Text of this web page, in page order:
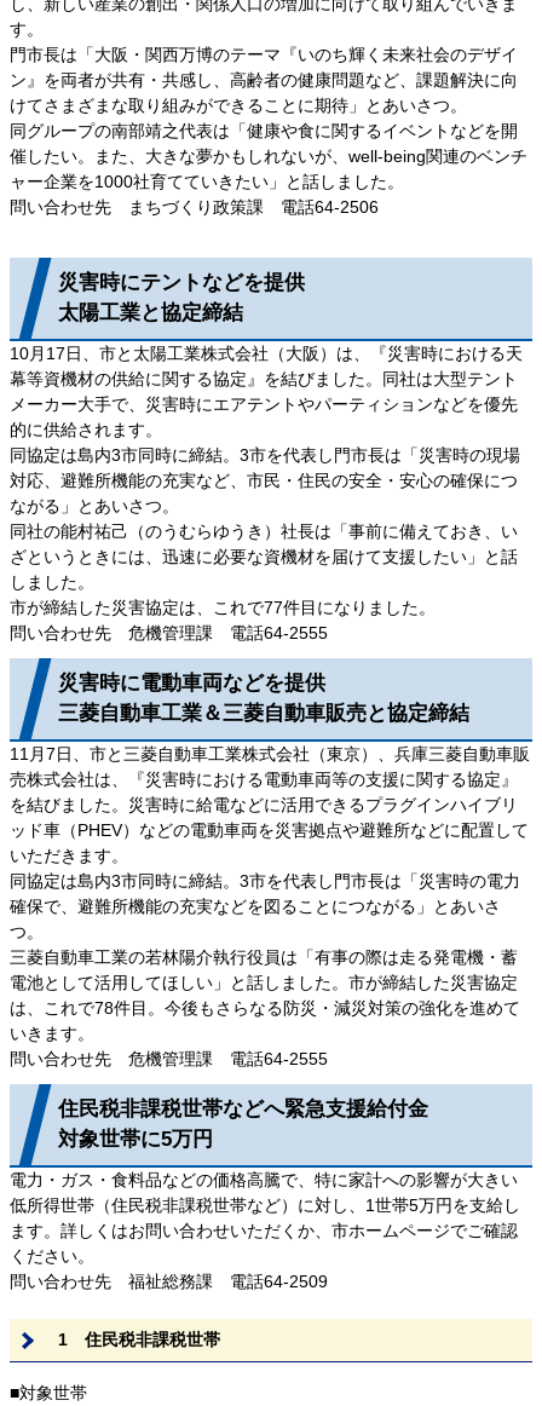
す。
門市長は「大阪・関西万博のテーマ『いのち輝く未来社会のデザイ
ン』を両者が共有・共感し、高齢者の健康問題など、課題解決に向
けてさまざまな取り組みができることに期待」とあいさつ。
同グループの南部靖之代表は「健康や食に関するイベントなどを開
催したい。また、大きな夢かもしれないが、well-being関連のベンチ
ャー企業を1000社育てていきたい」と話しました。
問い合わせ先 まちづくり政策課 電話64-2506
災害時にテントなどを提供
太陽工業と協定締結
10月17日、市と太陽工業株式会社（大阪）は、『災害時における天
幕等資機材の供給に関する協定』を結びました。同社は大型テント
メーカー大手で、災害時にエアテントやパーティションなどを優先
的に供給されます。
同協定は島内3市同時に締結。3市を代表し門市長は「災害時の現場
対応、避難所機能の充実など、市民・住民の安全・安心の確保につ
ながる」とあいさつ。
同社の能村祐己（のうむらゆうき）社長は「事前に備えておき、い
ざというときには、迅速に必要な資機材を届けて支援したい」と話
しました。
市が締結した災害協定は、これで77件目になりました。
問い合わせ先 危機管理課 電話64-2555
災害時に電動車両などを提供
三菱自動車工業＆三菱自動車販売と協定締結
11月7日、市と三菱自動車工業株式会社（東京）、兵庫三菱自動車販
売株式会社は、『災害時における電動車両等の支援に関する協定』
を結びました。災害時に給電などに活用できるプラグインハイブリ
ッド車（PHEV）などの電動車両を災害拠点や避難所などに配置して
いただきます。
同協定は島内3市同時に締結。3市を代表し門市長は「災害時の電力
確保で、避難所機能の充実などを図ることにつながる」とあいさ
つ。
三菱自動車工業の若林陽介執行役員は「有事の際は走る発電機・蓄
電池として活用してほしい」と話しました。市が締結した災害協定
は、これで78件目。今後もさらなる防災・減災対策の強化を進めて
いきます。
問い合わせ先 危機管理課 電話64‐2555
住民税非課税世帯などへ緊急支援給付金
対象世帯に5万円
電力・ガス・食料品などの価格高騰で、特に家計への影響が大きい
低所得世帯（住民税非課税世帯など）に対し、1世帯5万円を支給し
ます。詳しくはお問い合わせいただくか、市ホームページでご確認
ください。
問い合わせ先 福祉総務課 電話64-2509
1 住民税非課税世帯
■対象世帯